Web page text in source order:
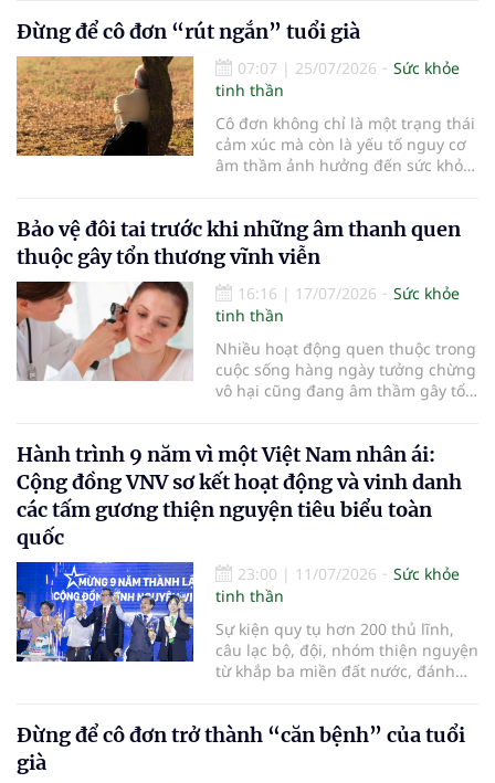
cải thiện sức khỏe tinh thần và
người cao tuổi…
Đừng để cô đơn “rút ngắn” tuổi già
07:07 | 25/07/2026
Sức khỏe
tinh thần
Cô đơn không chỉ là một trạng thái
cảm xúc mà còn là yếu tố nguy cơ
âm thầm ảnh hưởng đến sức khỏe
hay kiểm soát bệnh mạn tính; duy
trì sự gắn kết với gia đình và cộng
đồng cũng là một “liều thuốc”
quan trọng giúp sống thọ.
Bảo vệ đôi tai trước khi những âm thanh quen
thuộc gây tổn thương vĩnh viễn
16:16 | 17/07/2026
Sức khỏe
tinh thần
Nhiều hoạt động quen thuộc trong
cuộc sống hàng ngày tưởng chừng
vô hại cũng đang âm thầm gây tổn
trì khả năng nghe trong nhiều
thập kỷ sau này…
Hành trình 9 năm vì một Việt Nam nhân ái:
Cộng đồng VNV sơ kết hoạt động và vinh danh
các tấm gương thiện nguyện tiêu biểu toàn
quốc
23:00 | 11/07/2026
Sức khỏe
tinh thần
Sự kiện quy tụ hơn 200 thủ lĩnh,
câu lạc bộ, đội, nhóm thiện nguyện
từ khắp ba miền đất nước, đánh
thức ra mắt Mạng lưới Hội viên
Đừng để cô đơn trở thành “căn bệnh” của tuổi
già